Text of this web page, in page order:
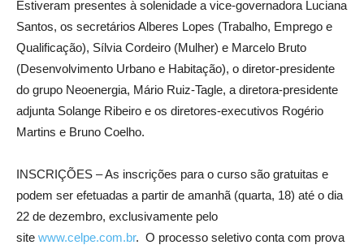
Estiveram presentes à solenidade a vice-governadora Luciana
Santos, os secretários Alberes Lopes (Trabalho, Emprego e
Qualificação), Sílvia Cordeiro (Mulher) e Marcelo Bruto
(Desenvolvimento Urbano e Habitação), o diretor-presidente
do grupo Neoenergia, Mário Ruiz-Tagle, a diretora-presidente
adjunta Solange Ribeiro e os diretores-executivos Rogério
Martins e Bruno Coelho.
INSCRIÇÕES – As inscrições para o curso são gratuitas e
podem ser efetuadas a partir de amanhã (quarta, 18) até o dia
22 de dezembro, exclusivamente pelo
site www.celpe.com.br. O processo seletivo conta com prova